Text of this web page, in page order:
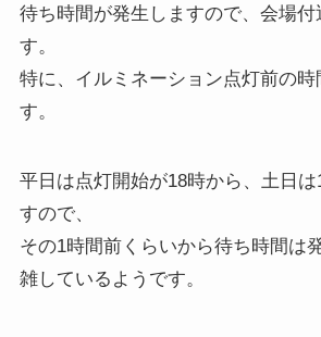
待ち時間が発生しますので、会場付
す。
特に、イルミネーション点灯前の時
す。
平日は点灯開始が18時から、土日は
すので、
その1時間前くらいから待ち時間は
雑しているようです。